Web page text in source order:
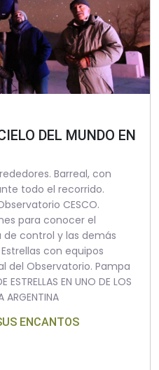
DEL MUNDO EN
Barreal, con
todo el recorrido.
CESCO.
para conocer el
de control y las demás
con equipos
del Observatorio. Pampa
EN UNO DE LOS
ARGENTINA
ENCANTOS